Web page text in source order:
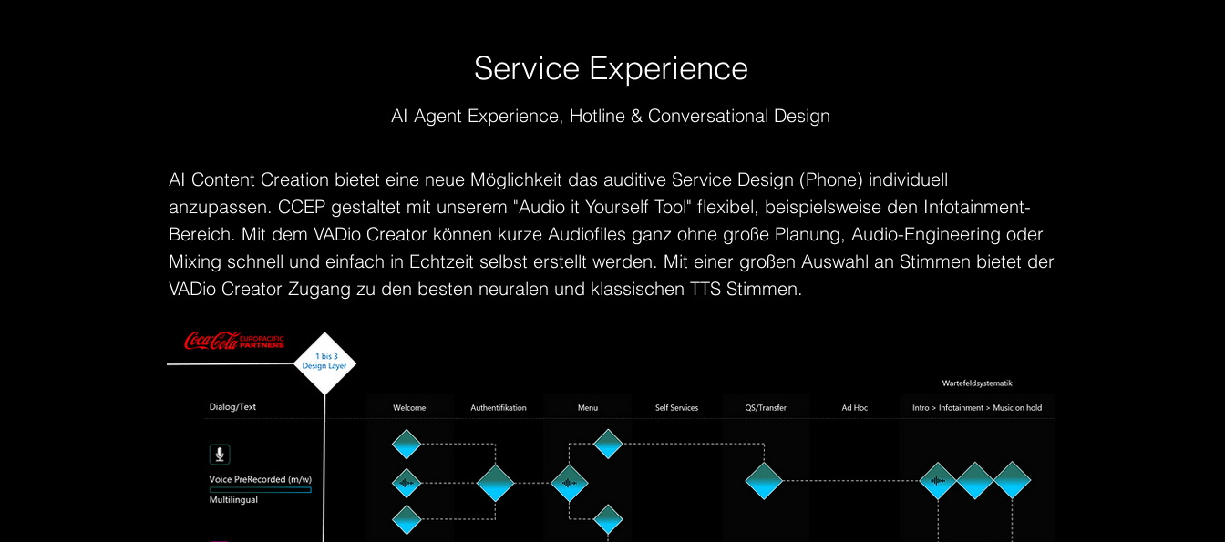
Service Experience
AI Agent Experience, Hotline & Conversational Design
AI Content Creation bietet eine neue Möglichkeit das auditive Service Design (Phone) individuell
anzupassen. CCEP gestaltet mit unserem "Audio it Yourself Tool" flexibel, beispielsweise den Infotainment-
Bereich. Mit dem VADio Creator können kurze Audiofiles ganz ohne große Planung, Audio-Engineering oder
Mixing schnell und einfach in Echtzeit selbst erstellt werden. Mit einer großen Auswahl an Stimmen bietet der
VADio Creator Zugang zu den besten neuralen und klassischen TTS Stimmen.